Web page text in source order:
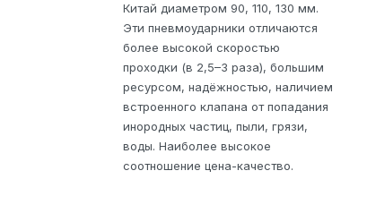
Китай диаметром 90, 110, 130 мм.
Эти пневмоударники отличаются
более высокой скоростью
проходки (в 2,5–3 раза), большим
ресурсом, надёжностью, наличием
встроенного клапана от попадания
инородных частиц, пыли, грязи,
воды. Наиболее высокое
соотношение цена-качество.